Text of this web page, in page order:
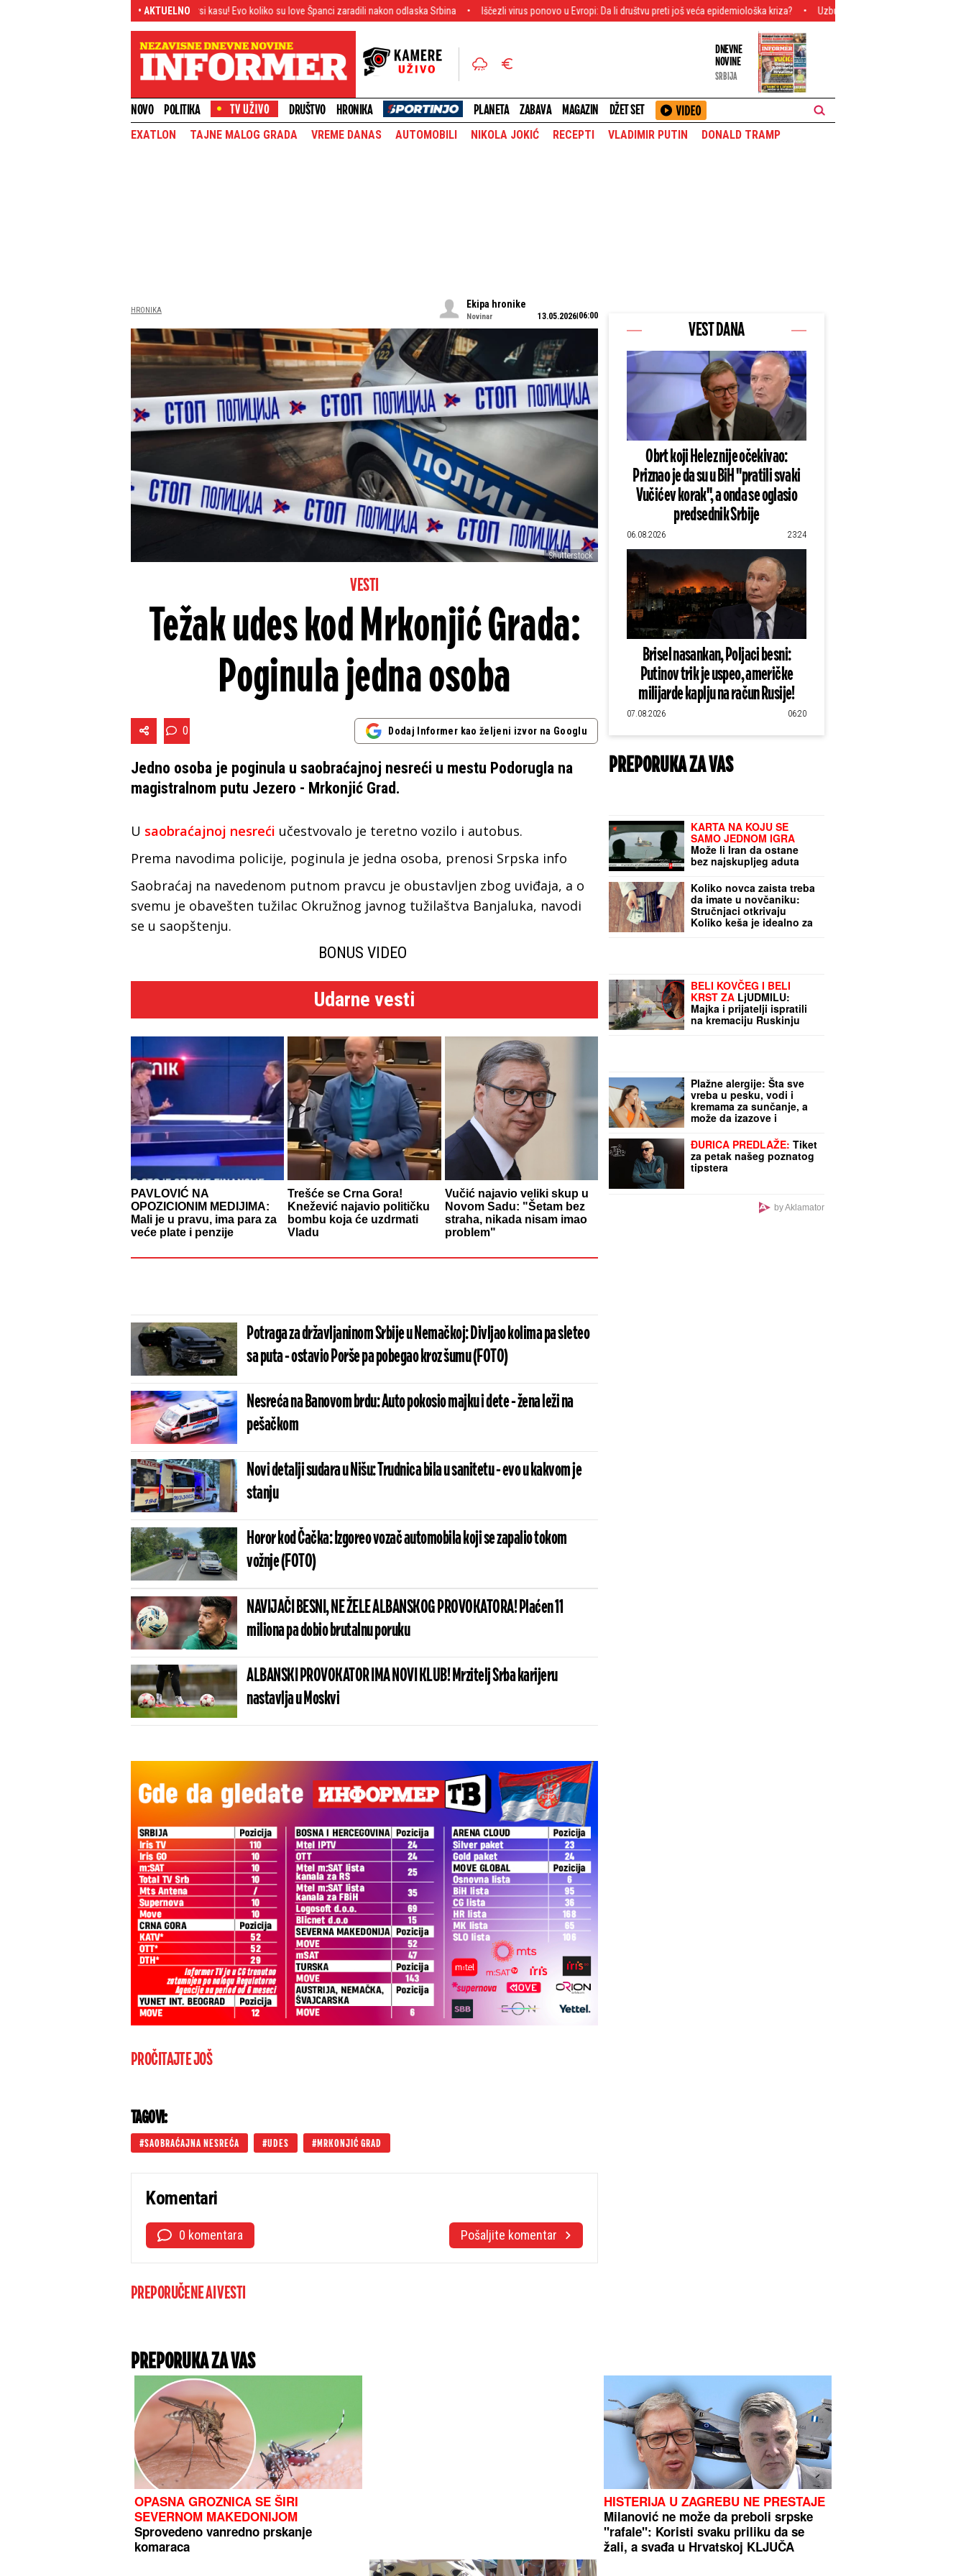
• AKTUELNO
Kusturica napunio Barsi kasu! Evo koliko su love Španci zaradili nakon odlaska Srbina Iščezli virus ponovo u Evropi: Da li društvu preti još veća epidemiološka kriza? Uzbuna u Srbiji, buktinje se šire nezaustavljivo!
DNEVNE
NOVINE
SRBIJA
NOVO POLITIKA DRUŠTVO HRONIKA PLANETA ZABAVA MAGAZIN DŽET SET
EXATLON TAJNE MALOG GRADA VREME DANAS AUTOMOBILI NIKOLA JOKIĆ RECEPTI VLADIMIR PUTIN DONALD TRAMP
HRONIKA
Ekipa hronike
Novinar 13.05.2026 06:00
Shutterstock
VESTI
Težak udes kod Mrkonjić Grada:
Poginula jedna osoba
0 Dodaj Informer kao željeni izvor na Googlu
Jedno osoba je poginula u saobraćajnoj nesreći u mestu Podorugla na
magistralnom putu Jezero - Mrkonjić Grad.
U saobraćajnoj nesreći učestvovalo je teretno vozilo i autobus.
Prema navodima policije, poginula je jedna osoba, prenosi Srpska info
Saobraćaj na navedenom putnom pravcu je obustavljen zbog uviđaja, a o
svemu je obavešten tužilac Okružnog javnog tužilaštva Banjaluka, navodi
se u saopštenju.
BONUS VIDEO
Udarne vesti
PAVLOVIĆ NA
OPOZICIONIM MEDIJIMA:
Mali je u pravu, ima para za
veće plate i penzije
Trešće se Crna Gora!
Knežević najavio političku
bombu koja će uzdrmati
Vladu
Vučić najavio veliki skup u
Novom Sadu: "Šetam bez
straha, nikada nisam imao
problem"
Potraga za državljaninom Srbije u Nemačkoj: Divljao kolima pa sleteo
sa puta - ostavio Porše pa pobegao kroz šumu (FOTO)
Nesreća na Banovom brdu: Auto pokosio majku i dete - žena leži na
pešačkom
Novi detalji sudara u Nišu: Trudnica bila u sanitetu - evo u kakvom je
stanju
Horor kod Čačka: Izgoreo vozač automobila koji se zapalio tokom
vožnje (FOTO)
NAVIJAČI BESNI, NE ŽELE ALBANSKOG PROVOKATORA! Plaćen 11
miliona pa dobio brutalnu poruku
ALBANSKI PROVOKATOR IMA NOVI KLUB! Mrzitelj Srba karijeru
nastavlja u Moskvi
PROČITAJTE JOŠ
TAGOVI:
SAOBRAĆAJNA NESREĆA UDES MRKONJIĆ GRAD
Komentari
0 komentara Pošaljite komentar
PREPORUČENE AI VESTI
VEST DANA
Obrt koji Helez nije očekivao:
Priznao je da su u BiH "pratili svaki
Vučićev korak", a onda se oglasio
predsednik Srbije
06.08.2026 23:24
Brisel nasankan, Poljaci besni:
Putinov trik je uspeo, američke
milijarde kaplju na račun Rusije!
07.08.2026 06:20
PREPORUKA ZA VAS
KARTA NA KOJU SE
SAMO JEDNOM IGRA
Može li Iran da ostane
bez najskupljeg aduta
kojim UCENJUJE
Koliko novca zaista treba
da imate u novčaniku:
Stručnjaci otkrivaju
Koliko keša je idealno za
BELI KOVČEG I BELI
KRST ZA LjUDMILU:
Majka i prijatelji ispratili
na kremaciju Ruskinju
ubijenu u Borči (FOTO)
Plažne alergije: Šta sve
vreba u pesku, vodi i
kremama za sunčanje, a
može da izazove i
ĐURICA PREDLAŽE: Tiket
za petak našeg poznatog
tipstera
by Aklamator
PREPORUKA ZA VAS
OPASNA GROZNICA SE ŠIRI
SEVERNOM MAKEDONIJOM
Sprovedeno vanredno prskanje
komaraca
HISTERIJA U ZAGREBU NE PRESTAJE
Milanović ne može da preboli srpske
"rafale": Koristi svaku priliku da se
žali, a svađa u Hrvatskoj KLJUČA